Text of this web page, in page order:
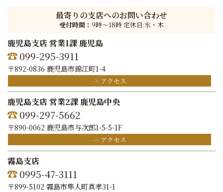
最寄りの支店へのお問い合わせ
受付時間： 9時〜18時 定休日:水・木
鹿児島支店 営業1課 鹿児島
099-295-3911
〒892-0836 鹿児島市錦江町1-4
アクセス
鹿児島支店 営業2課 鹿児島中央
099-297-5662
〒890-0062 鹿児島市与次郎1-5-5-1F
アクセス
霧島支店
0995-47-3111
〒899-5102 霧島市隼人町真孝31-1